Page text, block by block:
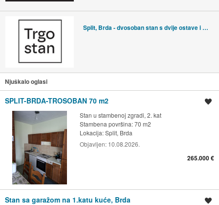
Split, Brda - dvosoban stan s dvije ostave i vrtom
Njuškalo oglasi
SPLIT-BRDA-TROSOBAN 70 m2
Stan u stambenoj zgradi, 2. kat
Stambena površina: 70 m2
Lokacija:Split, Brda
Objavljen: 10.08.2026.
265.000 €
Stan sa garažom na 1.katu kuće, Brda